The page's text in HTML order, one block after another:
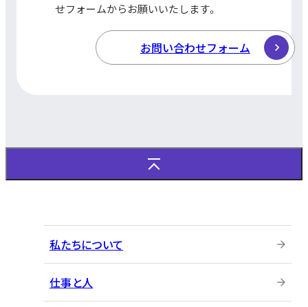
せフォームからお願いいたします。
お問い合わせフォーム
私たちについて
仕事と人